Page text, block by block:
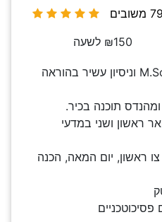
79 משובים
₪150 לשעה
תואר שני במדעי המחשב .M.Sc וניסיון עשיר בהוראה
תוכנה בכיר.
ראשון ושני במדעי
ראשון, יום המאה, הכנה